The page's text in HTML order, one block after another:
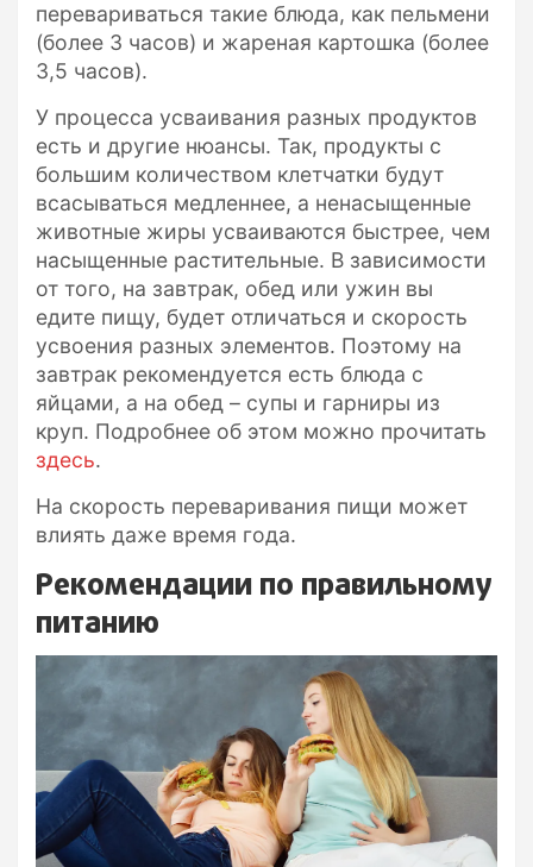
перевариваться такие блюда, как пельмени
(более 3 часов) и жареная картошка (более
3,5 часов).
У процесса усваивания разных продуктов
есть и другие нюансы. Так, продукты с
большим количеством клетчатки будут
всасываться медленнее, а ненасыщенные
животные жиры усваиваются быстрее, чем
насыщенные растительные. В зависимости
от того, на завтрак, обед или ужин вы
едите пищу, будет отличаться и скорость
усвоения разных элементов. Поэтому на
завтрак рекомендуется есть блюда с
яйцами, а на обед – супы и гарниры из
круп. Подробнее об этом можно прочитать
здесь.
На скорость переваривания пищи может
влиять даже время года.
Рекомендации по правильному
питанию